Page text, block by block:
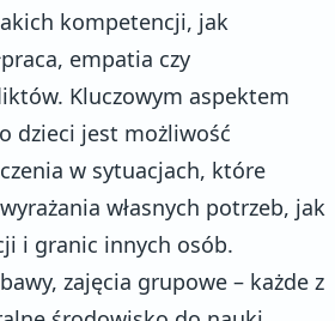
kompetencji, jak
empatia czy
Kluczowym aspektem
dzieci jest możliwość
w sytuacjach, które
własnych potrzeb, jak
i granic innych osób.
zajęcia grupowe – każde z